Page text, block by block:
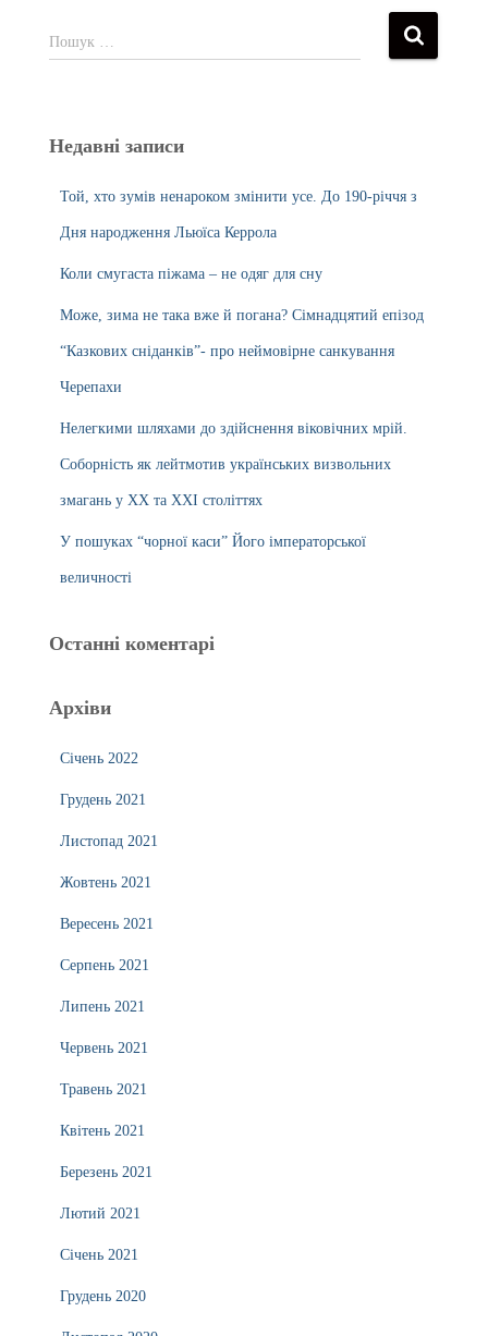
Пошук …
Недавні записи
Той, хто зумів ненароком змінити усе. До 190-річчя з
Дня народження Льюїса Керрола
Коли смугаста піжама – не одяг для сну
Може, зима не така вже й погана? Сімнадцятий епізод
“Казкових сніданків”- про неймовірне санкування
Черепахи
Нелегкими шляхами до здійснення віковічних мрій.
Соборність як лейтмотив українських визвольних
змагань у ХХ та ХХІ століттях
У пошуках “чорної каси” Його імператорської
величності
Останні коментарі
Архіви
Січень 2022
Грудень 2021
Листопад 2021
Жовтень 2021
Вересень 2021
Серпень 2021
Липень 2021
Червень 2021
Травень 2021
Квітень 2021
Березень 2021
Лютий 2021
Січень 2021
Грудень 2020